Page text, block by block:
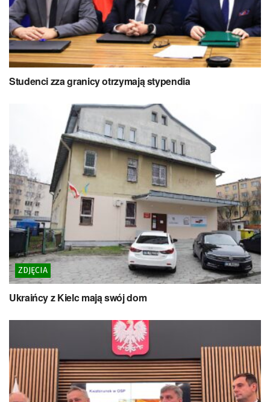
Studenci zza granicy otrzymają stypendia
ZDJĘCIA
Ukraińcy z Kielc mają swój dom